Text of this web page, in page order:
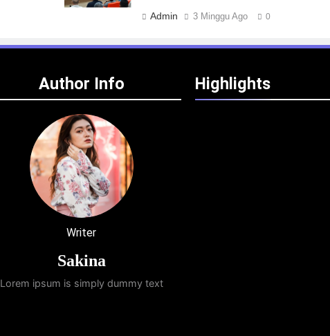
Admin 3 Minggu Ago 0
Author Info
Writer
Sakina
Lorem ipsum is simply dummy text
Highlights